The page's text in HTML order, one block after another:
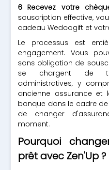
Recevez votre
souscription effective,
cadeau Wedoogift et
Le processus est
engagement. Vous
sans obligation de
se chargent de
administratives, y
ancienne assurance et
banque dans le cadre
de changer
moment.
Pourquoi
prêt avec Zen'Up ?